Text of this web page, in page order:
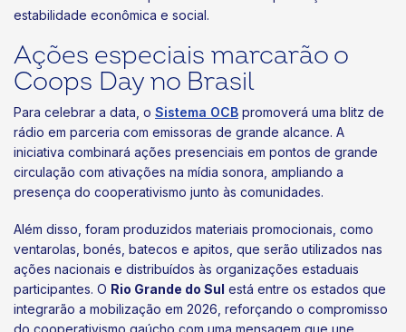
estabilidade econômica e social.
Ações especiais marcarão o
Coops Day no Brasil
Para celebrar a data, o Sistema OCB promoverá uma blitz de
rádio em parceria com emissoras de grande alcance. A
iniciativa combinará ações presenciais em pontos de grande
circulação com ativações na mídia sonora, ampliando a
presença do cooperativismo junto às comunidades.
Além disso, foram produzidos materiais promocionais, como
ventarolas, bonés, batecos e apitos, que serão utilizados nas
ações nacionais e distribuídos às organizações estaduais
participantes. O Rio Grande do Sul está entre os estados que
integrarão a mobilização em 2026, reforçando o compromisso